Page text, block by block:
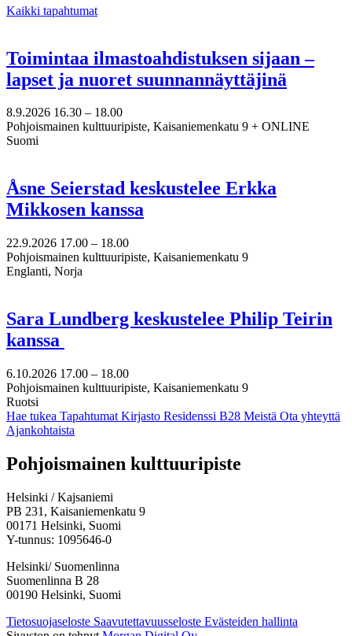
Kaikki tapahtumat
Toimintaa ilmastoahdistuksen sijaan –
lapset ja nuoret suunnannäyttäjinä
8.9.2026 16.30 – 18.00
Pohjoismainen kulttuuripiste, Kaisaniemenkatu 9 + ONLINE
Suomi
Åsne Seierstad keskustelee Erkka
Mikkosen kanssa
22.9.2026 17.00 – 18.00
Pohjoismainen kulttuuripiste, Kaisaniemenkatu 9
Englanti, Norja
Sara Lundberg keskustelee Philip Teirin
kanssa
6.10.2026 17.00 – 18.00
Pohjoismainen kulttuuripiste, Kaisaniemenkatu 9
Ruotsi
Hae tukea Tapahtumat Kirjasto Residenssi B28 Meistä Ota yhteyttä
Ajankohtaista
Facebook:
Avataan
välilehteen
Instagram:
Avataan
välilehteen
TikTok:
Avataan
välilehteen
Youtube:
Avataan
välilehteen
Vimeo:
Avataan
välilehteen
Pohjoismainen kulttuuripiste
Helsinki / Kajsaniemi
PB 231, Kaisaniemenkatu 9
00171 Helsinki, Suomi
Y-tunnus: 1095646-0
Helsinki/ Suomenlinna
Suomenlinna B 28
00190 Helsinki, Suomi
Tietosuojaseloste Saavutettavuusseloste Evästeiden hallinta